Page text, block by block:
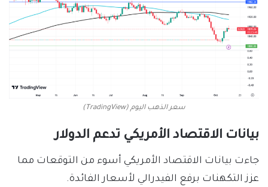
سعر الذهب اليوم (TradingView)
بيانات الاقتصاد الأمريكي تدعم الدولار
جاءت بيانات الاقتصاد الأمريكي أسوء من التوقعات مما
عزز التكهنات برفع الفيدرالي لأسعار الفائدة.